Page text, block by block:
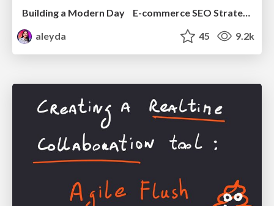
Building a Modern Day E-commerce SEO Strategy
aleyda
45 9.2k